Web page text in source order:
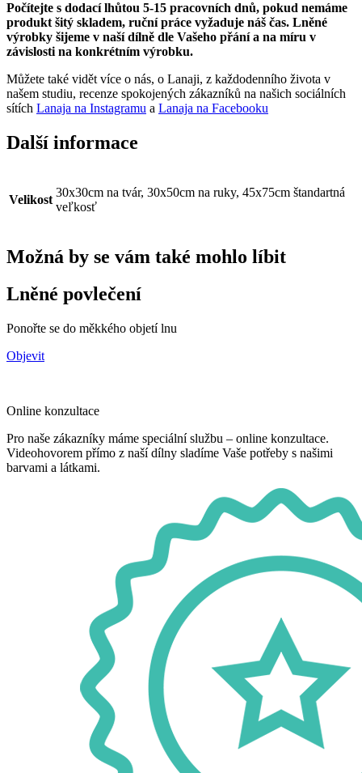
Počítejte s dodací lhůtou 5-15 pracovních dnů, pokud nemáme
produkt šitý skladem, ruční práce vyžaduje náš čas. Lněné
výrobky šijeme v naší dílně dle Vašeho přání a na míru v
závislosti na konkrétním výrobku.
Můžete také vidět více o nás, o Lanaji, z každodenního života v
našem studiu, recenze spokojených zákazníků na našich sociálních
sítích Lanaja na Instagramu a Lanaja na Facebooku
Další informace
Velikost
30x30cm na tvár, 30x50cm na ruky, 45x75cm štandartná
veľkosť
Možná by se vám také mohlo líbit
Lněné povlečení
Ponořte se do měkkého objetí lnu
Objevit
Online konzultace
Pro naše zákazníky máme speciální službu – online konzultace.
Videohovorem přímo z naší dílny sladíme Vaše potřeby s našimi
barvami a látkami.